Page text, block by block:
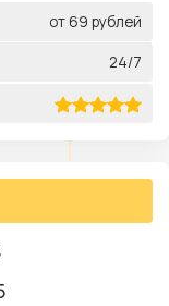
от 69 рублей
24/7